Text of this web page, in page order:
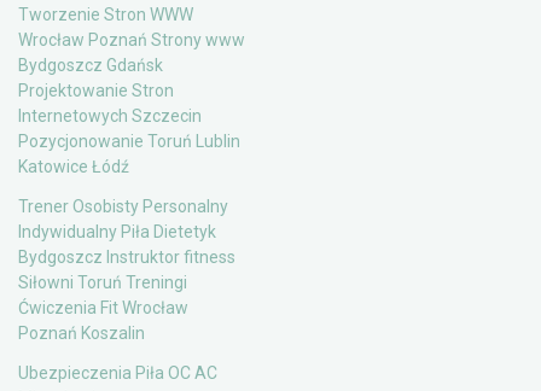
Tworzenie Stron WWW
Wrocław Poznań Strony www
Bydgoszcz Gdańsk
Projektowanie Stron
Internetowych Szczecin
Pozycjonowanie Toruń Lublin
Katowice Łódź
Trener Osobisty Personalny
Indywidualny Piła Dietetyk
Bydgoszcz Instruktor fitness
Siłowni Toruń Treningi
Ćwiczenia Fit Wrocław
Poznań Koszalin
Ubezpieczenia Piła OC AC